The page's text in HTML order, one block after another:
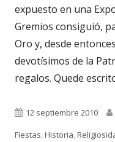
expuesto en una
Gremios consiguió,
Oro y, desde
devotísimos de la
regalos. Quede
Publicado
el
12 septiembre 2010
Fiestas,Historia,